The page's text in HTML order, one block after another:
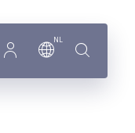
NL